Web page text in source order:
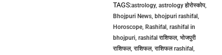
TAGS:astrology, astrology होरोस्कोप,
Bhojpuri News, bhojpuri rashifal,
Horoscope, Rashifal, rashifal in
bhojpuri, rashifal राशिफल, भोजपुरी
राशिफल, राशिफल, राशिफल rashifal,